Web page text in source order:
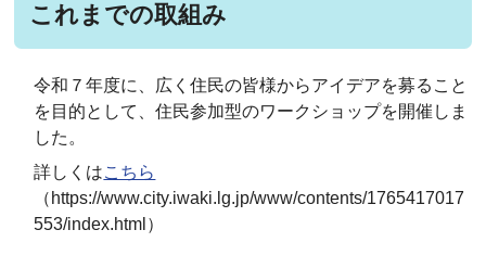
これまでの取組み
令和７年度に、広く住民の皆様からアイデアを募ること
を目的として、住民参加型のワークショップを開催しま
した。
詳しくはこちら
（https://www.city.iwaki.lg.jp/www/contents/1765417017
553/index.html）